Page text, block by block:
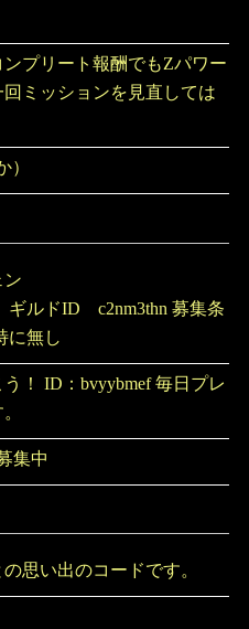
プリート報酬でもZパワー
ミッションを見直しては
）
募集条
無し
！ ID：bvyybmef 毎日プレ
集中
思い出のコードです。